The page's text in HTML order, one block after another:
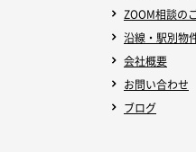
ZOOM相談の
沿線・駅別物
会社概要
お問い合わせ
ブログ